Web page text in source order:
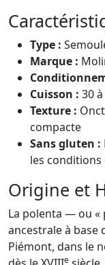
Type :
Marque :
Cuisson : 30
Texture :
compacte
Sans gluten :
les
Origine et
La polenta — ou
ancestrale à base
Piémont, dans le
e